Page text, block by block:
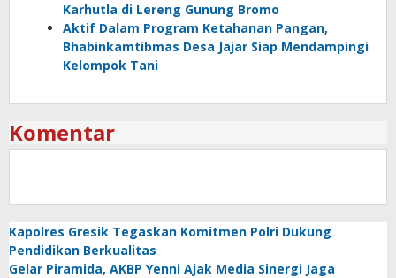
Karhutla di Lereng Gunung Bromo
Aktif Dalam Program Ketahanan Pangan,
Bhabinkamtibmas Desa Jajar Siap Mendampingi
Kelompok Tani
Komentar
Kapolres Gresik Tegaskan Komitmen Polri Dukung
Pendidikan Berkualitas
Gelar Piramida, AKBP Yenni Ajak Media Sinergi Jaga